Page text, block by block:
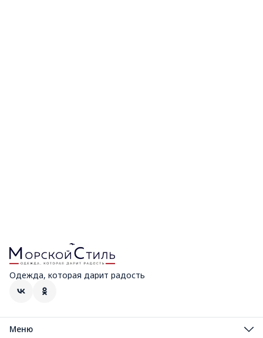
Одежда, которая дарит радость
Меню